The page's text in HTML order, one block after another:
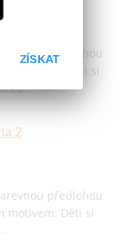
předlohou
motivem. Děti si
2
předlohou
motivem. Děti si
ZÍSKAT